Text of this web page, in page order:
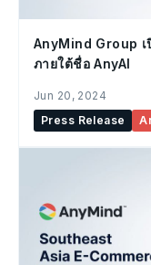
AnyMind Group
ภายใต้ชื่อ AnyAI
Jun 20, 2024
Press Release